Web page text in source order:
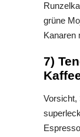
grüne
Kanaren
7)
Vorsicht,